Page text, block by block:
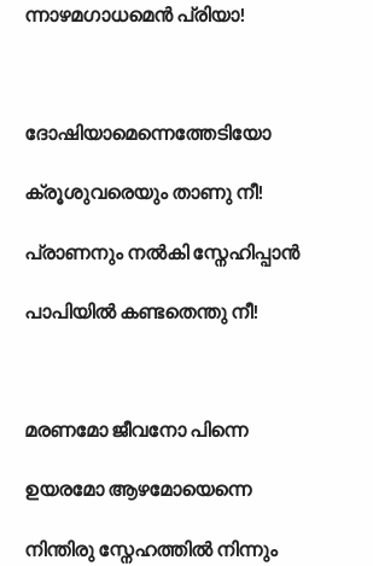
ന്നാഴമഗാധമെൻ പ്രിയാ!
ദോഷിയാമെന്നെത്തേടിയോ
ക്രൂശുവരെയും താണു നീ!
പ്രാണനും നൽകി സ്നേഹിപ്പാൻ
പാപിയിൽ കണ്ടതെന്തു നീ!
മരണമോ ജീവനോ പിന്നെ
ഉയരമോ ആഴമോയെന്നെ
നിന്തിരു സ്നേഹത്തിൽ നിന്നും